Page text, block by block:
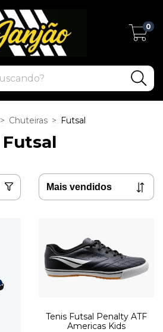
0
> Chuteiras > Futsal
Futsal
Tenis Futsal Penalty ATF
Americas Kids